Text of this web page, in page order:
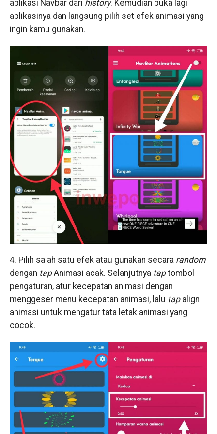
aplikasi Navbar dari history. Kemudian buka lagi
aplikasinya dan langsung pilih set efek animasi yang
ingin kamu gunakan.
4. Pilih salah satu efek atau gunakan secara random
dengan tapAnimasi acak. Selanjutnya taptombol
pengaturan, atur kecepatan animasi dengan
menggeser menu kecepatan animasi, lalu tapalign
animasi untuk mengatur tata letak animasi yang
cocok.